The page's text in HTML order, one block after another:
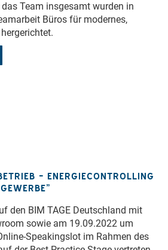
Team insgesamt wurden in
Büros für modernes,
– ENERGIECONTROLLING
den BIM TAGE Deutschland mit
sowie am 19.09.2022 um
Speakingslot im Rahmen des